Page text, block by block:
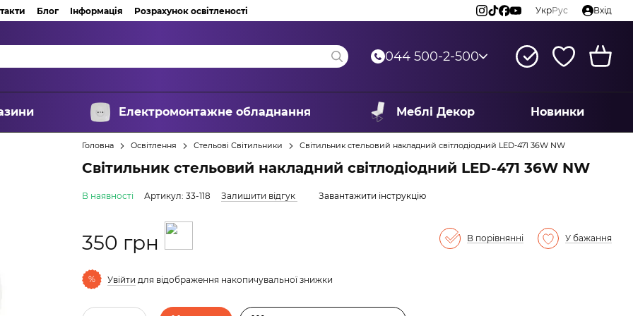
Блог Інформація Розрахунок освітленості УкрРус Вхід
044 500-2-500
Електромонтажне обладнання Меблі Декор Новинки
Головна Освітлення Стельові Світильники Світильник стельовий накладний світлодіодний LED-471 36W NW
Світильник стельовий накладний світлодіодний LED-471 36W NW
В наявності Артикул: 33-118 Залишити відгук Завантажити інструкцію
350 грн В порівнянні У бажання
% Увійти для відображення накопичувальної знижки